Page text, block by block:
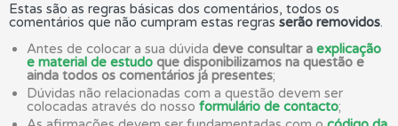
Estas são as regras básicas dos comentários, todos os
comentários que não cumpram estas regras serão removidos.
Antes de colocar a sua dúvida deve consultar a explicação
e material de estudo que disponibilizamos na questão e
ainda todos os comentários já presentes;
Dúvidas não relacionadas com a questão devem ser
colocadas através do nosso formulário de contacto;